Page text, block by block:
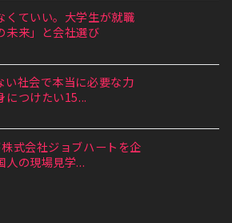
くていい。大学生が就職
未来」と会社選び
い社会で本当に必要な力
につけたい15...
式会社ジョブハートを企
人の現場見学...